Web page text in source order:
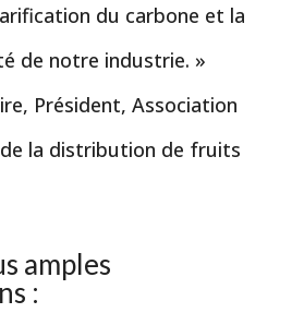
du carbone et la
de notre industrie. »
Président, Association
de la distribution de fruits
amples
: